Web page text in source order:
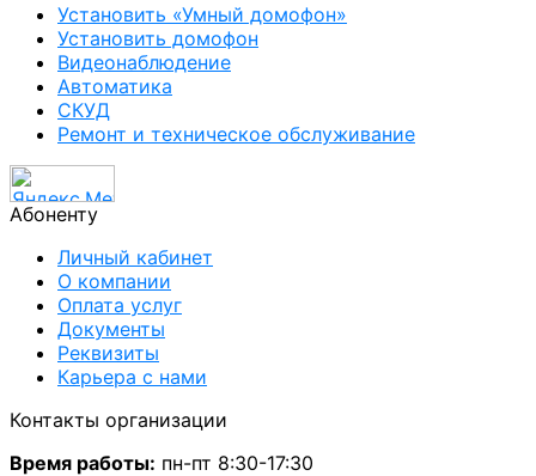
Установить «Умный домофон»
Установить домофон
Видеонаблюдение
Автоматика
СКУД
Ремонт и техническое обслуживание
Абоненту
Личный кабинет
О компании
Оплата услуг
Документы
Реквизиты
Карьера с нами
Контакты организации
Время работы: пн-пт 8:30-17:30